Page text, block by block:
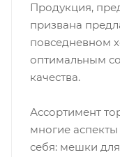
Продукция,
призвана
повседневном
оптимальным
качества.
Ассортимент
многие
себя: мешки